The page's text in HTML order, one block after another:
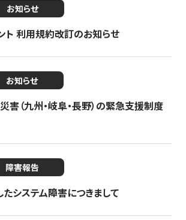
お知らせ
ト 利用規約改訂のお知らせ
お知らせ
（九州・岐阜・長野）の緊急支援制度
障害報告
システム障害につきまして